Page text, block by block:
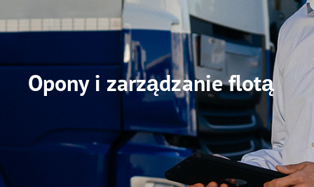
Opony i zarządzanie flotą